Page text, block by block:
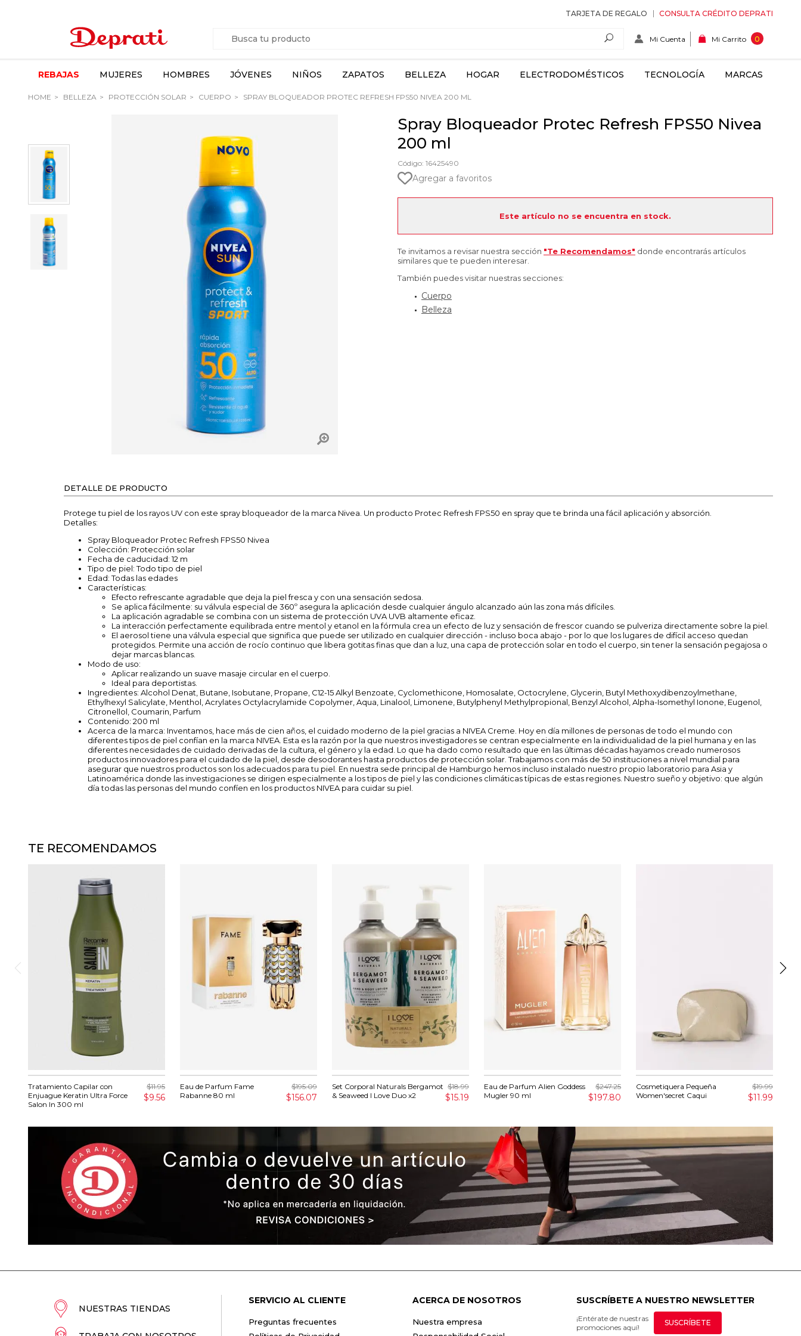
TARJETA DE REGALO CONSULTA CRÉDITO DEPRATI
Mi Cuenta Mi Carrito 0
REBAJAS MUJERES HOMBRES JÓVENES NIÑOS ZAPATOS BELLEZA HOGAR ELECTRODOMÉSTICOS TECNOLOGÍA MARCAS
HOME BELLEZA PROTECCIÓN SOLAR CUERPO SPRAY BLOQUEADOR PROTEC REFRESH FPS50 NIVEA 200 ML
Spray Bloqueador Protec Refresh FPS50 Nivea
200 ml
Código: 16425490
Agregar a favoritos
Este artículo no se encuentra en stock.
Te invitamos a revisar nuestra sección "Te Recomendamos" donde encontrarás artículos
similares que te pueden interesar.
También puedes visitar nuestras secciones:
Cuerpo
Belleza
DETALLE DE PRODUCTO
Protege tu piel de los rayos UV con este spray bloqueador de la marca Nivea. Un producto Protec Refresh FPS50 en spray que te brinda una fácil aplicación y absorción.
Detalles:
Spray Bloqueador Protec Refresh FPS50 Nivea
Colección: Protección solar
Fecha de caducidad: 12 m
Tipo de piel: Todo tipo de piel
Edad: Todas las edades
Características:
Efecto refrescante agradable que deja la piel fresca y con una sensación sedosa.
Se aplica fácilmente: su válvula especial de 360º asegura la aplicación desde cualquier ángulo alcanzado aún las zona más difíciles.
La aplicación agradable se combina con un sistema de protección UVA UVB altamente eficaz.
La interacción perfectamente equilibrada entre mentol y etanol en la fórmula crea un efecto de luz y sensación de frescor cuando se pulveriza directamente sobre la piel.
El aerosol tiene una válvula especial que significa que puede ser utilizado en cualquier dirección - incluso boca abajo - por lo que los lugares de difícil acceso quedan
protegidos. Permite una acción de rocío continuo que libera gotitas finas que dan a luz, una capa de protección solar en todo el cuerpo, sin tener la sensación pegajosa o
dejar marcas blancas.
Modo de uso:
Aplicar realizando un suave masaje circular en el cuerpo.
Ideal para deportistas.
Ingredientes: Alcohol Denat, Butane, Isobutane, Propane, C12-15 Alkyl Benzoate, Cyclomethicone, Homosalate, Octocrylene, Glycerin, Butyl Methoxydibenzoylmethane,
Ethylhexyl Salicylate, Menthol, Acrylates Octylacrylamide Copolymer, Aqua, Linalool, Limonene, Butylphenyl Methylpropional, Benzyl Alcohol, Alpha-Isomethyl Ionone, Eugenol,
Citronellol, Coumarin, Parfum
Contenido: 200 ml
Acerca de la marca: Inventamos, hace más de cien años, el cuidado moderno de la piel gracias a NIVEA Creme. Hoy en día millones de personas de todo el mundo con
diferentes tipos de piel confían en la marca NIVEA. Esta es la razón por la que nuestros investigadores se centran especialmente en la individualidad de la piel humana y en las
diferentes necesidades de cuidado derivadas de la cultura, el género y la edad. Lo que ha dado como resultado que en las últimas décadas hayamos creado numerosos
productos innovadores para el cuidado de la piel, desde desodorantes hasta productos de protección solar. Trabajamos con más de 50 instituciones a nivel mundial para
asegurar que nuestros productos son los adecuados para tu piel. En nuestra sede principal de Hamburgo hemos incluso instalado nuestro propio laboratorio para Asia y
Latinoamérica donde las investigaciones se dirigen especialmente a los tipos de piel y las condiciones climáticas típicas de estas regiones. Nuestro sueño y objetivo: que algún
día todas las personas del mundo confíen en los productos NIVEA para cuidar su piel.
TE RECOMENDAMOS
Tratamiento Capilar con
Enjuague Keratin Ultra Force
Salon In 300 ml
$11.95
$9.56
Eau de Parfum Fame
Rabanne 80 ml
$195.09
$156.07
Set Corporal Naturals Bergamot
& Seaweed I Love Duo x2
$18.99
$15.19
Eau de Parfum Alien Goddess
Mugler 90 ml
$247.25
$197.80
Cosmetiquera Pequeña
Women'secret Caqui
$19.99
$11.99
NUESTRAS TIENDAS
SERVICIO AL CLIENTE
Preguntas frecuentes
ACERCA DE NOSOTROS
Nuestra empresa
SUSCRÍBETE A NUESTRO NEWSLETTER
¡Entérate de nuestras
promociones aquí!
SUSCRÍBETE